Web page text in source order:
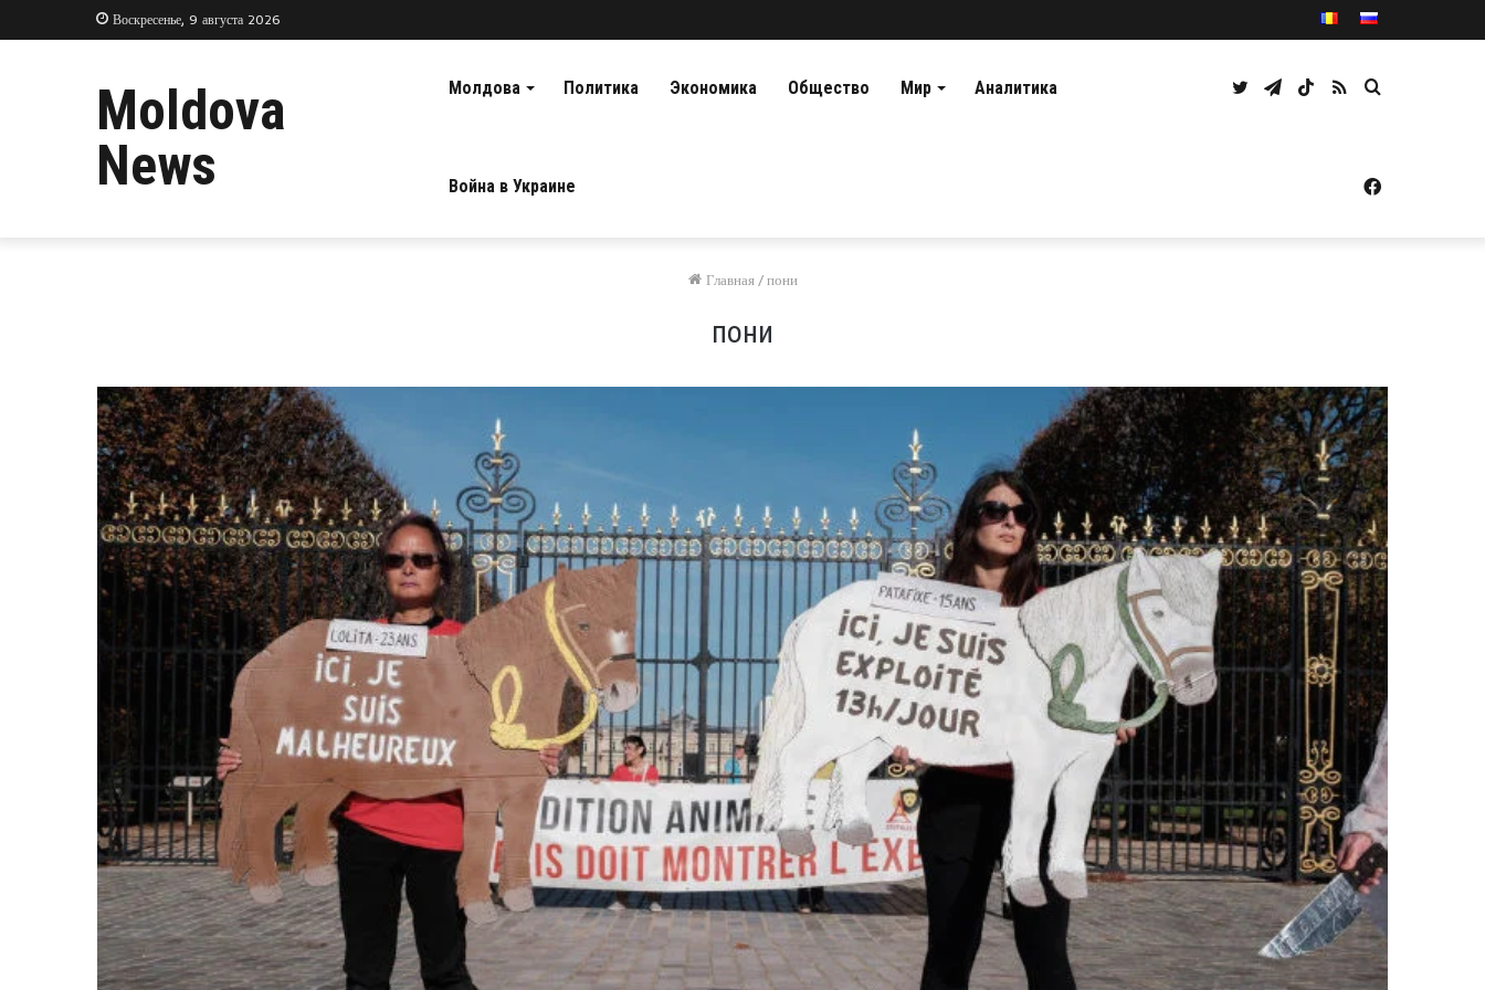
Воскресенье, 9 августа 2026
Moldova
News
Молдова Политика Экономика Общество Мир Аналитика
Война в Украине
Caută
RSS
TikTok
Telegram
Twitter
Facebook
Главная / пони
пони